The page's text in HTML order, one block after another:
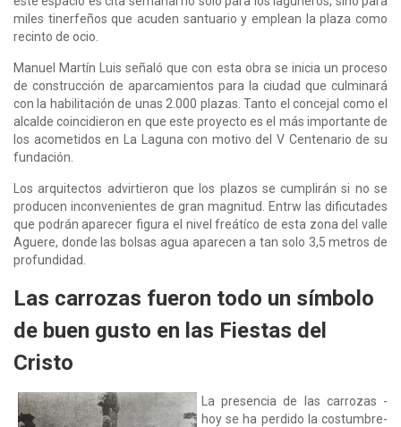
miles tinerfeños que acuden santuario y emplean la plaza como
recinto de ocio.
Manuel Martín Luis señaló que con esta obra se inicia un proceso
de construcción de aparcamientos para la ciudad que culminará
con la habilitación de unas 2.000 plazas. Tanto el concejal como el
alcalde coincidieron en que este proyecto es el más importante de
los acometidos en La Laguna con motivo del V Centenario de su
fundación.
Los arquitectos advirtieron que los plazos se cumplirán si no se
producen inconvenientes de gran magnitud. Entrw las dificutades
que podrán aparecer figura el nivel freátíco de esta zona del valle
Aguere, donde las bolsas agua aparecen a tan solo 3,5 metros de
profundidad.
Las carrozas fueron todo un símbolo
de buen gusto en las Fiestas del
Cristo
La presencia de las carrozas -
hoy se ha perdido la costumbre-